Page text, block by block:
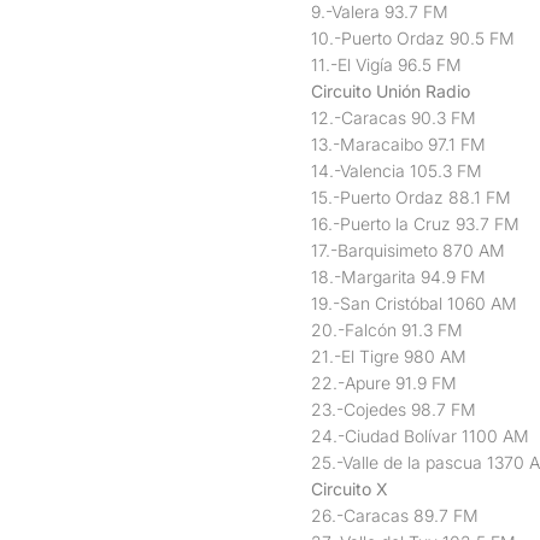
9.-Valera 93.7 FM
10.-Puerto Ordaz 90.5 FM
11.-El Vigía 96.5 FM
Circuito Unión Radio
12.-Caracas 90.3 FM
13.-Maracaibo 97.1 FM
14.-Valencia 105.3 FM
15.-Puerto Ordaz 88.1 FM
16.-Puerto la Cruz 93.7 FM
17.-Barquisimeto 870 AM
18.-Margarita 94.9 FM
19.-San Cristóbal 1060 AM
20.-Falcón 91.3 FM
21.-El Tigre 980 AM
22.-Apure 91.9 FM
23.-Cojedes 98.7 FM
24.-Ciudad Bolívar 1100 AM
25.-Valle de la pascua 1370
Circuito X
26.-Caracas 89.7 FM